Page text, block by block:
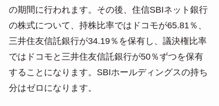
の期間に行われます。その後、住信SBIネット銀行
の株式について、持株比率ではドコモが65.81％、
三井住友信託銀行が34.19％を保有し、議決権比率
ではドコモと三井住友信託銀行が50％ずつを保有
することになります。SBIホールディングスの持ち
分はゼロになります。